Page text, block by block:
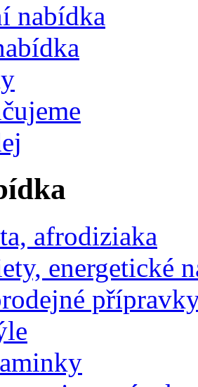
nabídka
afrodiziaka
energetické